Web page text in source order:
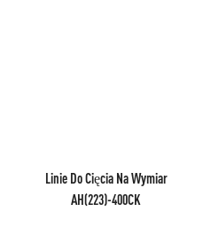
Linie Do Cięcia Na Wymiar
AH(223)-400CK